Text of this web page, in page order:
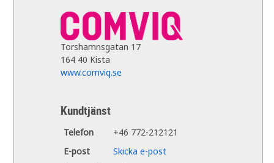
Torshamnsgatan 17
164 40 Kista
www.comviq.se
Kundtjänst
Telefon
+46 772-212121
E-post
Skicka e-post